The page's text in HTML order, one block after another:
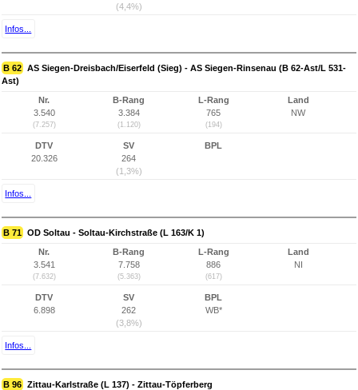
(4,4%)
Infos...
B 62 AS Siegen-Dreisbach/Eiserfeld (Sieg) - AS Siegen-Rinsenau (B 62-Ast/L 531-
Ast)
Nr.
3.540
(7.257)
B-Rang
3.384
(1.120)
L-Rang
765
(194)
Land
NW
DTV
20.326
SV
264
(1,3%)
BPL
Infos...
B 71 OD Soltau - Soltau-Kirchstraße (L 163/K 1)
Nr.
3.541
(7.632)
B-Rang
7.758
(5.363)
L-Rang
886
(617)
Land
NI
DTV
6.898
SV
262
(3,8%)
BPL
WB*
Infos...
B 96 Zittau-Karlstraße (L 137) - Zittau-Töpferberg